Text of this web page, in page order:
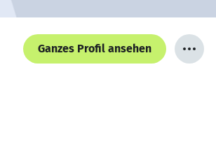
Ganzes Profil ansehen